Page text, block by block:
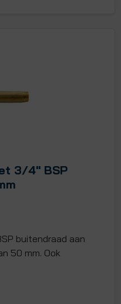
3/4" BSP
buitendraad aan
50 mm. Ook